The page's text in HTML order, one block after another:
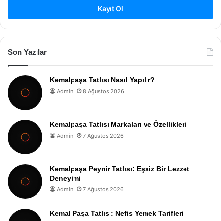
Kayıt Ol
Son Yazılar
Kemalpaşa Tatlısı Nasıl Yapılır?
Admin 8 Ağustos 2026
Kemalpaşa Tatlısı Markaları ve Özellikleri
Admin 7 Ağustos 2026
Kemalpaşa Peynir Tatlısı: Eşsiz Bir Lezzet
Deneyimi
Admin 7 Ağustos 2026
Kemal Paşa Tatlısı: Nefis Yemek Tarifleri